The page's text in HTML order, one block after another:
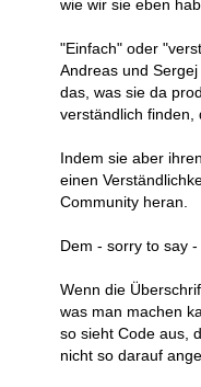
wie wir sie eben
"Einfach" oder
Andreas und
das, was sie da
verständlich finden,
Indem sie aber
einen
Community heran.
Dem - sorry to say
Wenn die
was man machen
so sieht Code aus,
nicht so darauf